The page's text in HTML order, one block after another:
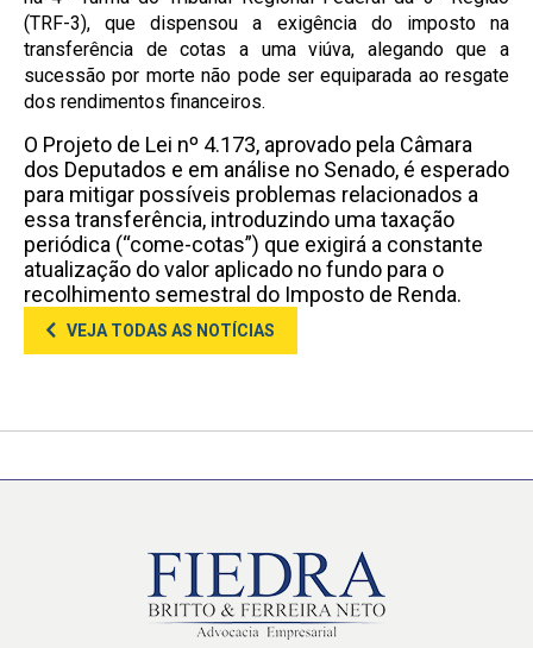
(TRF-3), que dispensou a exigência do imposto na
transferência de cotas a uma viúva, alegando que a
sucessão por morte não pode ser equiparada ao resgate
dos rendimentos financeiros.
O Projeto de Lei nº 4.173, aprovado pela Câmara
dos Deputados e em análise no Senado, é esperado
para mitigar possíveis problemas relacionados a
essa transferência, introduzindo uma taxação
periódica (“come-cotas”) que exigirá a constante
atualização do valor aplicado no fundo para o
recolhimento semestral do Imposto de Renda.
VEJA TODAS AS NOTÍCIAS